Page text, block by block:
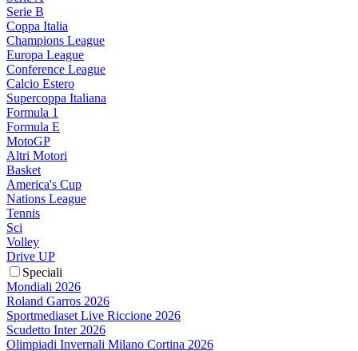
Serie B
Coppa Italia
Champions League
Europa League
Conference League
Calcio Estero
Supercoppa Italiana
Formula 1
Formula E
MotoGP
Altri Motori
Basket
America's Cup
Nations League
Tennis
Sci
Volley
Drive UP
Speciali
Mondiali 2026
Roland Garros 2026
Sportmediaset Live Riccione 2026
Scudetto Inter 2026
Olimpiadi Invernali Milano Cortina 2026